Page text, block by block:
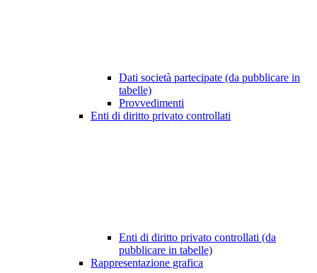
Dati società partecipate (da pubblicare in
tabelle)
Provvedimenti
Enti di diritto privato controllati
Enti di diritto privato controllati (da
pubblicare in tabelle)
Rappresentazione grafica